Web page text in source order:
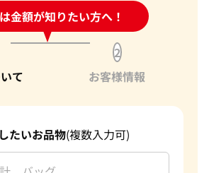
金額が知りたい方へ！
付中!問い合わせフォーム
て
2
お客様情報
たいお品物(複数入力可)